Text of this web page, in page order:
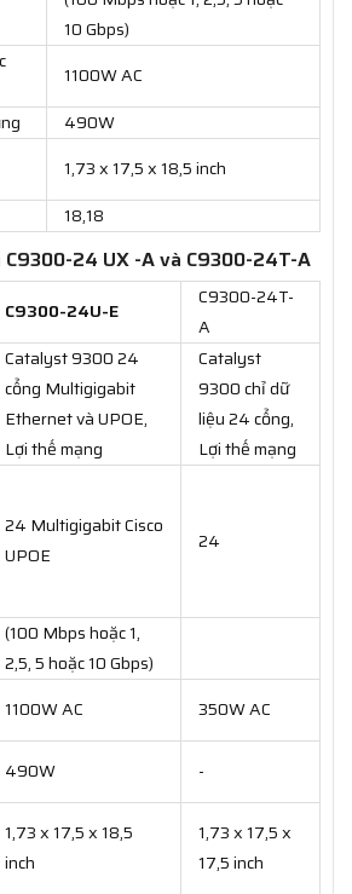
10 Gbps)
1100W AC
490W
1,73 x 17,5 x 18,5 inch
18,18
C9300-24 UX -A và C9300-24T-A
C9300-24U-E
C9300-24T-
A
Catalyst 9300 24
cổng Multigigabit
Ethernet và UPOE,
Lợi thế mạng
Catalyst
9300 chỉ dữ
liệu 24 cổng,
Lợi thế mạng
24 Multigigabit Cisco
UPOE
24
(100 Mbps hoặc 1,
2,5, 5 hoặc 10 Gbps)
1100W AC
350W AC
490W
-
1,73 x 17,5 x 18,5
inch
1,73 x 17,5 x
17,5 inch